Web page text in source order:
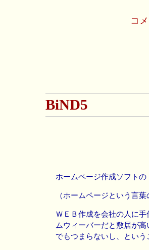
コ
BiND5
ホームページ作成ソフト
（ホームページという言
ＷＥＢ作成を会社の人に
ムウィーバーだと敷居が
でもつまらないし、とい